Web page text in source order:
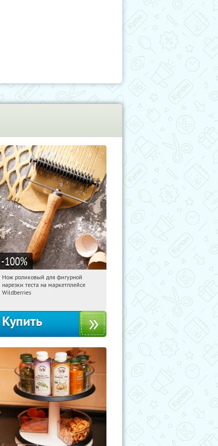
-100%
22:10:52 Получили:
Россия
Нож роликовый для фигурной
нарезки теста на маркетплейсе
Wildberries
Купить